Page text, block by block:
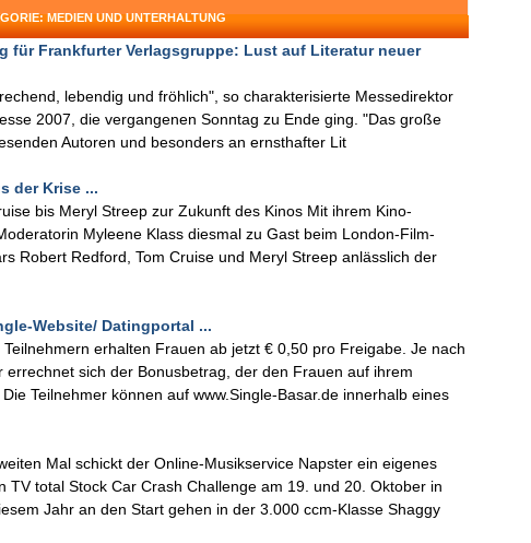
MEDIEN UND UNTERHALTUNG
für Frankfurter Verlagsgruppe: Lust auf Literatur neuer
lebendig und fröhlich", so charakterisierte Messedirektor
2007, die vergangenen Sonntag zu Ende ging. "Das große
Autoren und besonders an ernsthafter Lit
der Krise ...
bis Meryl Streep zur Zukunft des Kinos Mit ihrem Kino-
Myleene Klass diesmal zu Gast beim London-Film-
Robert Redford, Tom Cruise und Meryl Streep anlässlich der
Website/ Datingportal ...
erhalten Frauen ab jetzt € 0,50 pro Freigabe. Je nach
sich der Bonusbetrag, der den Frauen auf ihrem
Teilnehmer können auf www.Single-Basar.de innerhalb eines
Mal schickt der Online-Musikservice Napster ein eigenes
TV total Stock Car Crash Challenge am 19. und 20. Oktober in
Jahr an den Start gehen in der 3.000 ccm-Klasse Shaggy